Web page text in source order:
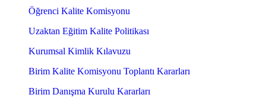
Öğrenci Kalite Komisyonu
Uzaktan Eğitim Kalite Politikası
Kurumsal Kimlik Kılavuzu
Birim Kalite Komisyonu Toplantı Kararları
Birim Danışma Kurulu Kararları